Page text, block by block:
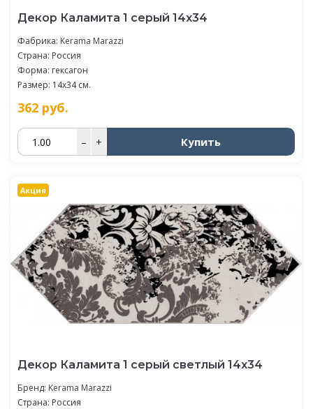
Декор Каламита 1 серый 14x34
Фабрика: Kerama Marazzi
Страна: Россия
Форма: гексагон
Размер: 14x34 см.
362 руб.
– + Купить
Акция
Декор Каламита 1 серый светлый 14x34
Бренд: Kerama Marazzi
Страна: Россия